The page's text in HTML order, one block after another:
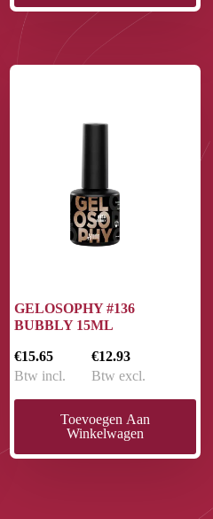
GELOSOPHY #136
BUBBLY 15ML
€15.65
Btw incl.
€12.93
Btw excl.
Toevoegen Aan
Winkelwagen